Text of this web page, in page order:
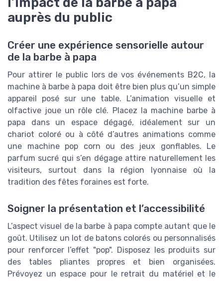
auprès du public
Créer une expérience sensorielle autour
de la barbe à papa
Pour attirer le public lors de vos événements B2C, la
machine à barbe à papa doit être bien plus qu’un simple
appareil posé sur une table. L’animation visuelle et
olfactive joue un rôle clé. Placez la machine barbe à
papa dans un espace dégagé, idéalement sur un
chariot coloré ou à côté d’autres animations comme
une machine pop corn ou des jeux gonflables. Le
parfum sucré qui s’en dégage attire naturellement les
visiteurs, surtout dans la région lyonnaise où la
tradition des fêtes foraines est forte.
Soigner la présentation et l’accessibilité
L’aspect visuel de la barbe à papa compte autant que le
goût. Utilisez un lot de batons colorés ou personnalisés
pour renforcer l’effet "pop". Disposez les produits sur
des tables pliantes propres et bien organisées.
Prévoyez un espace pour le retrait du matériel et le